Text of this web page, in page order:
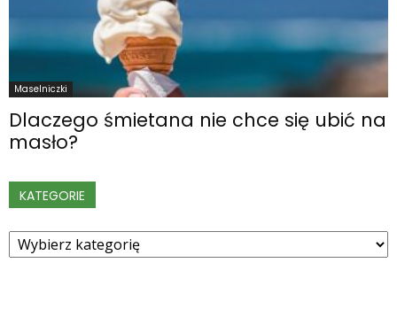
Maselniczki
Dlaczego śmietana nie chce się ubić na
masło?
KATEGORIE
Kategorie